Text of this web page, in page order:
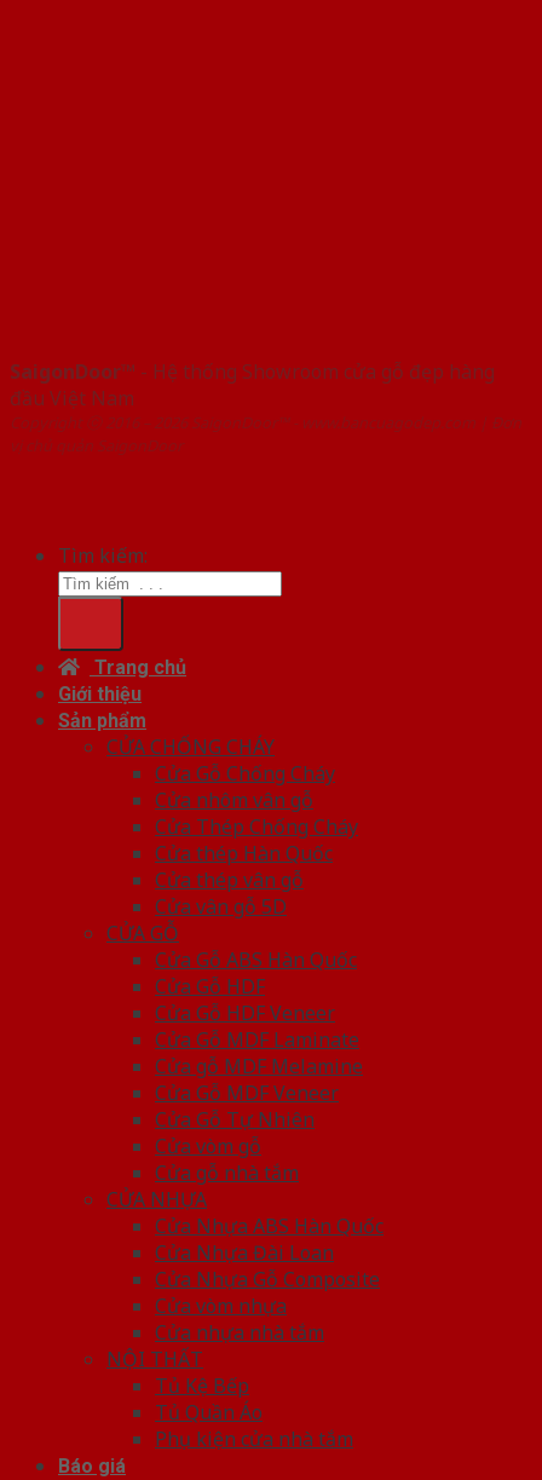
SaigonDoor™ - Hệ thống Showroom cửa gỗ đẹp hàng
đầu Việt Nam
Copyright ⓒ 2016 – 2026 SaigonDoor™ - www.bancuagodep.com | Đơn
vị chủ quản SaigonDoor
Tìm kiếm:
Trang chủ
Giới thiệu
Sản phẩm
CỬA CHỐNG CHÁY
Cửa Gỗ Chống Cháy
Cửa nhôm vân gỗ
Cửa Thép Chống Cháy
Cửa thép Hàn Quốc
Cửa thép vân gỗ
Cửa vân gỗ 5D
CỬA GỖ
Cửa Gỗ ABS Hàn Quốc
Cửa Gỗ HDF
Cửa Gỗ HDF Veneer
Cửa Gỗ MDF Laminate
Cửa gỗ MDF Melamine
Cửa Gỗ MDF Veneer
Cửa Gỗ Tự Nhiên
Cửa vòm gỗ
Cửa gỗ nhà tắm
CỬA NHỰA
Cửa Nhựa ABS Hàn Quốc
Cửa Nhựa Đài Loan
Cửa Nhựa Gỗ Composite
Cửa vòm nhựa
Cửa nhựa nhà tắm
NỘI THẤT
Tủ Kệ Bếp
Tủ Quần Áo
Phụ kiện cửa nhà tắm
Báo giá